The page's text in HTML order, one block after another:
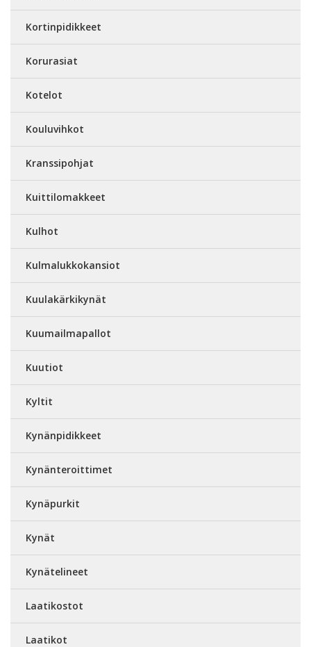
Kortinpidikkeet
Korurasiat
Kotelot
Kouluvihkot
Kranssipohjat
Kuittilomakkeet
Kulhot
Kulmalukkokansiot
Kuulakärkikynät
Kuumailmapallot
Kuutiot
Kyltit
Kynänpidikkeet
Kynänteroittimet
Kynäpurkit
Kynät
Kynätelineet
Laatikostot
Laatikot